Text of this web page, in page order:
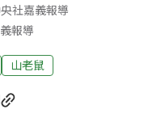
社嘉義報導
報導
山老鼠